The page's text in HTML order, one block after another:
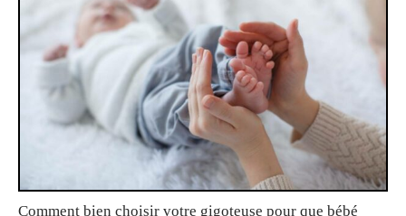
Comment bien choisir votre gigoteuse pour que bébé